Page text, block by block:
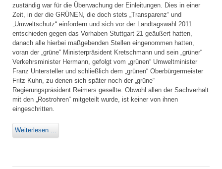
zuständig war für die Überwachung der Einleitungen. Dies in einer
Zeit, in der die GRÜNEN, die doch stets „Transparenz“ und
„Umweltschutz“ einfordern und sich vor der Landtagswahl 2011
entschieden gegen das Vorhaben Stuttgart 21 geäußert hatten,
danach alle hierbei maßgebenden Stellen eingenommen hatten,
voran der „grüne“ Ministerpräsident Kretschmann und sein „grüner“
Verkehrsminister Hermann, gefolgt vom „grünen“ Umweltminister
Franz Untersteller und schließlich dem „grünen“ Oberbürgermeister
Fritz Kuhn, zu denen sich später noch der „grüne“
Regierungspräsident Reimers gesellte. Obwohl allen der Sachverhalt
mit den „Rostrohren“ mitgeteilt wurde, ist keiner von ihnen
eingeschritten.
Weiterlesen ...